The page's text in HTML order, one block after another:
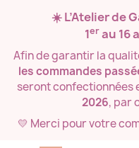
☀️ L’Atelier de
1erau 16
Afin de garantir la
les commandes
seront confectionnées
2026, par
💛 Merci pour votre